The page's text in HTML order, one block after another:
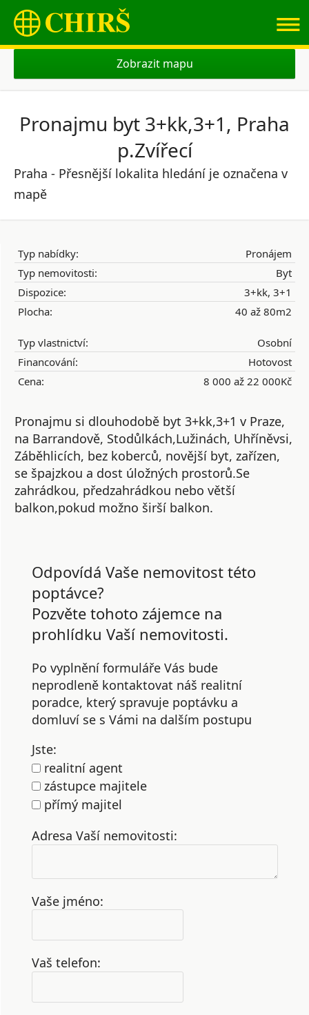
≡
Zobrazit mapu
Pronajmu byt 3+kk,3+1, Praha
p.Zvířecí
Praha - Přesnější lokalita hledání je označena v
mapě
Typ nabídky:
Pronájem
Typ nemovitosti:
Byt
Dispozice:
3+kk, 3+1
Plocha:
40 až 80m2
Typ vlastnictví:
Osobní
Financování:
Hotovost
Cena:
8 000 až 22 000Kč
Pronajmu si dlouhodobě byt 3+kk,3+1 v Praze,
na Barrandově, Stodůlkách,Lužinách, Uhříněvsi,
Záběhlicích, bez koberců, novější byt, zařízen,
se špajzkou a dost úložných prostorů.Se
zahrádkou, předzahrádkou nebo větší
balkon,pokud možno širší balkon.
Odpovídá Vaše nemovitost této
poptávce?
Pozvěte tohoto zájemce na
prohlídku Vaší nemovitosti.
Po vyplnění formuláře Vás bude
neprodleně kontaktovat náš realitní
poradce, který spravuje poptávku a
domluví se s Vámi na dalším postupu
Jste:
realitní agent
zástupce majitele
přímý majitel
Adresa Vaší nemovitosti:
Vaše jméno:
Vaš telefon: